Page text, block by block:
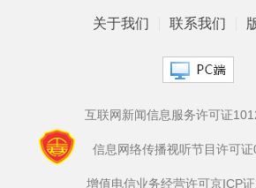
关于我们 联系我们
互联网新闻信息服务许可证
信息网络传播视听节目许可
增值电信业务经营许可京ICP